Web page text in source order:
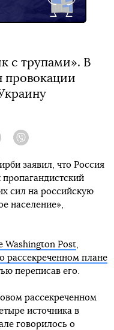
с трупами». В
провокации
Telegram
заявил, что Россия
сил на российскую
население»,
Washington Post,
рассекреченном плане
переписав его.
рассекреченном
источника в
говорилось о